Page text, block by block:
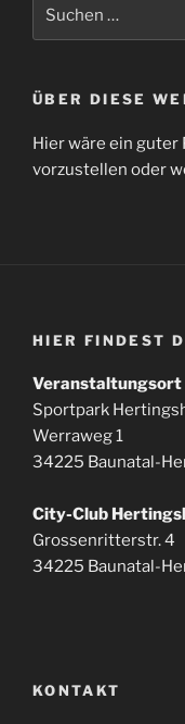
nach:
ÜBER DIESE
Hier wäre ein guter
vorzustellen oder
HIER FINDEST
Veranstaltungsort
Sportpark
Werraweg 1
34225 Baunatal-
City-Club
Grossenritterstr. 4
34225 Baunatal-
KONTAKT